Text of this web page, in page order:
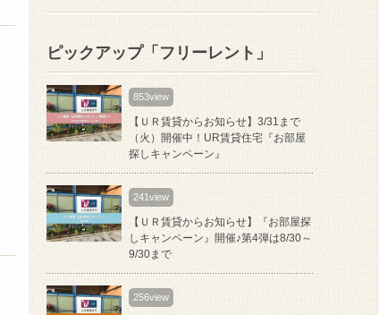
ピックアップ「フリーレント」
853view
【ＵＲ賃貸からお知らせ】3/31まで
（火）開催中！UR賃貸住宅『お部屋
探しキャンペーン』
241view
【ＵＲ賃貸からお知らせ】『お部屋探
しキャンペーン』開催♪第4弾は8/30～
9/30まで
256view